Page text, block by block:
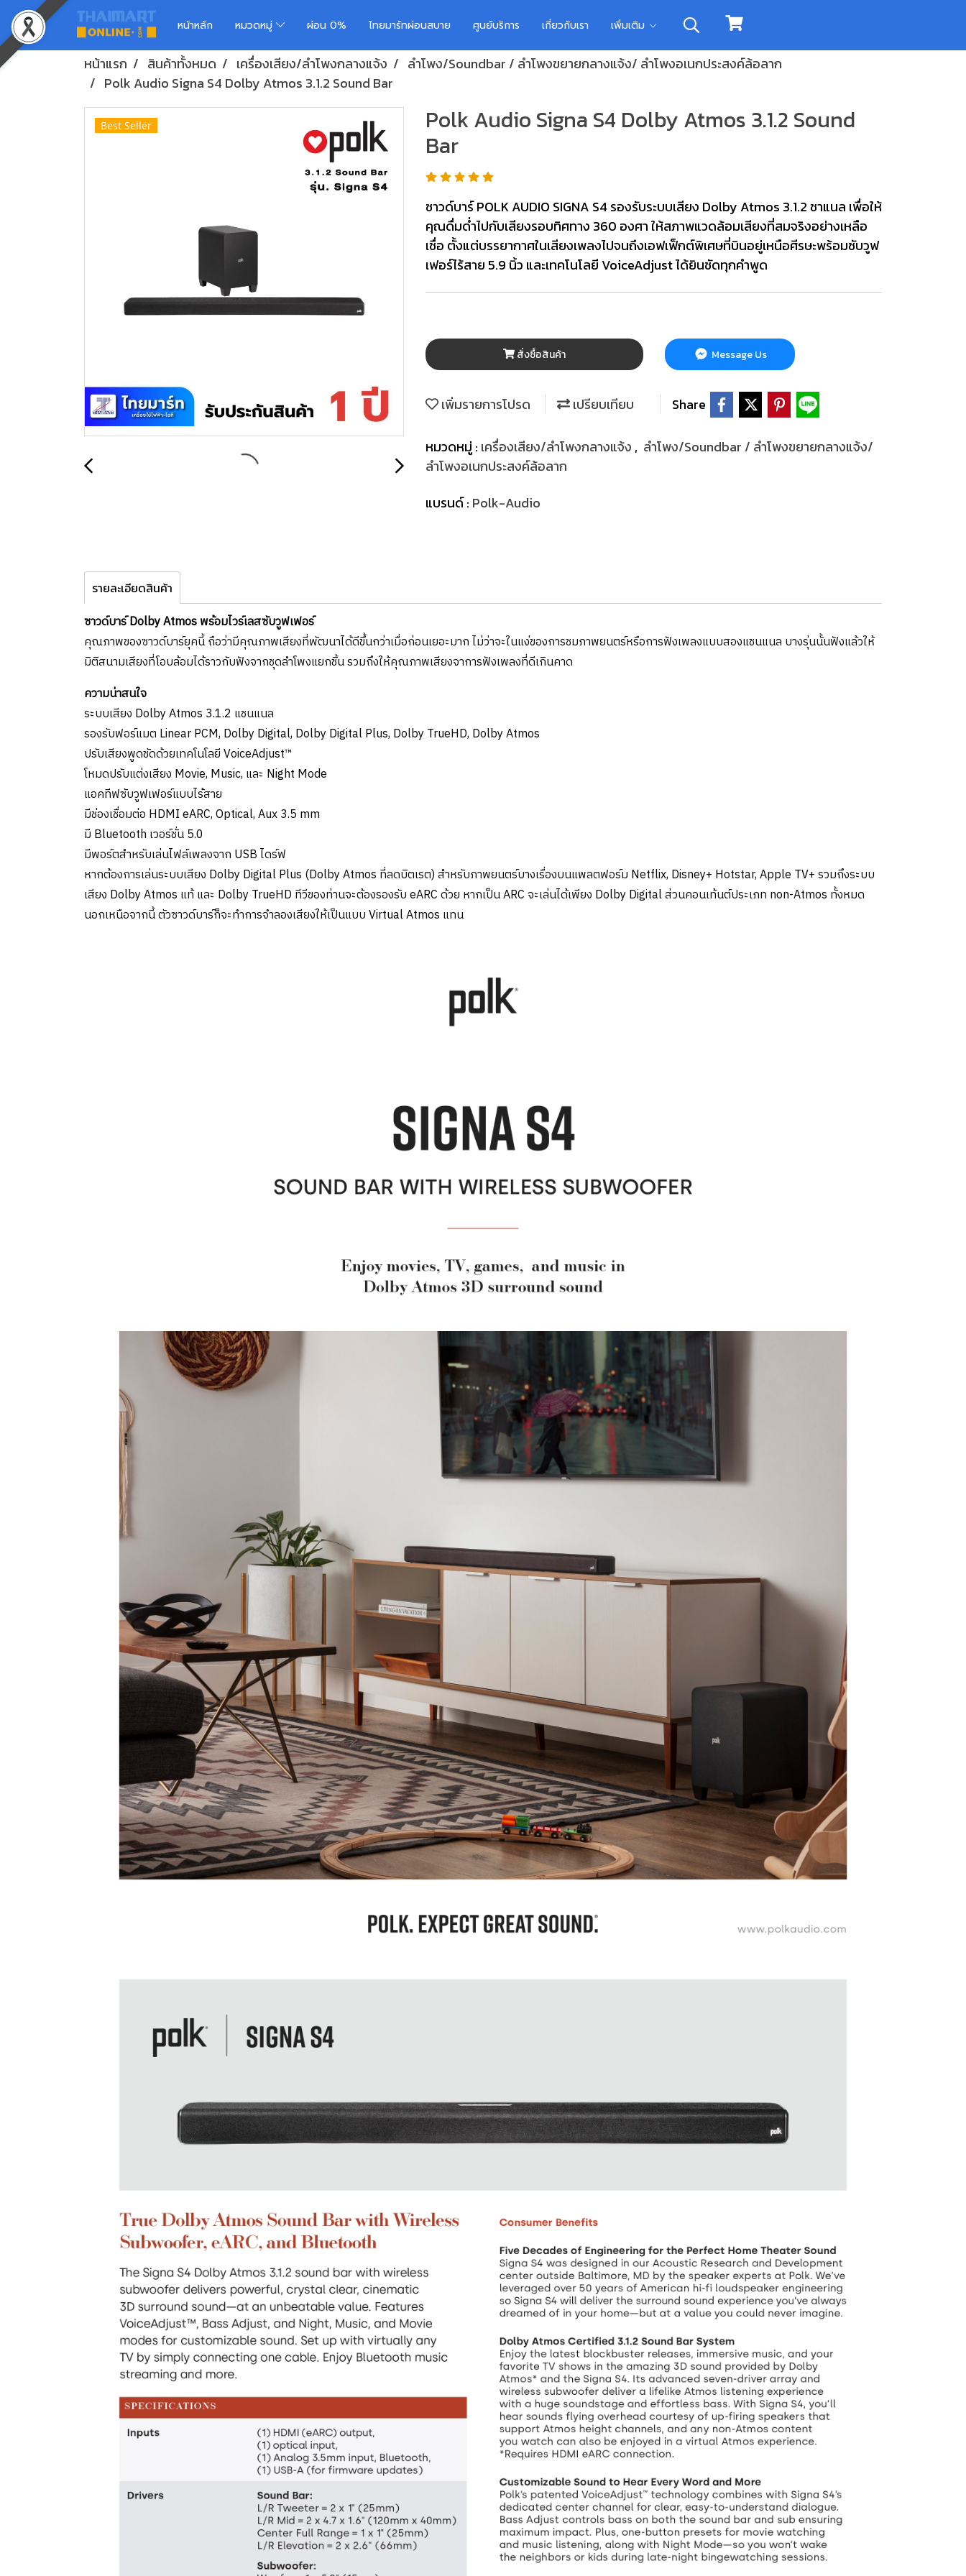
หน้าหลัก หมวดหมู่ ผ่อน 0% ไทยมาร์ทผ่อนสบาย ศูนย์บริการ เกี่ยวกับเรา เพิ่มเติม
หน้าแรก สินค้าทั้งหมด เครื่องเสียง/ลำโพงกลางแจ้ง
ลำโพง/Soundbar / ลำโพงขยายกลางแจ้ง/ ลำโพงอเนกประสงค์ล้อลาก
Polk Audio Signa S4 Dolby Atmos 3.1.2 Sound Bar
Best Seller
Polk Audio Signa S4 Dolby Atmos 3.1.2 Sound
Bar
ซาวด์บาร์ POLK AUDIO SIGNA S4 รองรับระบบเสียง Dolby Atmos 3.1.2 ชาแนล เพื่อให้
คุณดื่มด่ำไปกับเสียงรอบทิศทาง 360 องศา ให้สภาพแวดล้อมเสียงที่สมจริงอย่างเหลือ
เชื่อ ตั้งแต่บรรยากาศในเสียงเพลงไปจนถึงเอฟเฟ็กต์พิเศษที่บินอยู่เหนือศีรษะพร้อมซับวูฟ
เฟอร์ไร้สาย 5.9 นิ้ว และเทคโนโลยี VoiceAdjust ได้ยินชัดทุกคำพูด
สั่งซื้อสินค้า Message Us
เพิ่มรายการโปรด เปรียบเทียบ Share
หมวดหมู่ : เครื่องเสียง/ลำโพงกลางแจ้ง , ลำโพง/Soundbar / ลำโพงขยายกลางแจ้ง/
ลำโพงอเนกประสงค์ล้อลาก
แบรนด์ : Polk-Audio
รายละเอียดสินค้า
ซาวด์บาร์ Dolby Atmos พร้อมไวร์เลสซับวูฟเฟอร์
คุณภาพของซาวด์บาร์ยุคนี้ ถือว่ามีคุณภาพเสียงที่พัฒนาได้ดีขึ้นกว่าเมื่อก่อนเยอะมาก ไม่ว่าจะในแง่ของการชมภาพยนตร์หรือการฟังเพลงแบบสองแชนแนล บางรุ่นนั้นฟังแล้วให้
มิติสนามเสียงที่โอบล้อมได้ราวกับฟังจากชุดลำโพงแยกชิ้น รวมถึงให้คุณภาพเสียงจาการฟังเพลงที่ดีเกินคาด
ความน่าสนใจ
ระบบเสียง Dolby Atmos 3.1.2 แชนแนล
รองรับฟอร์แมต Linear PCM, Dolby Digital, Dolby Digital Plus, Dolby TrueHD, Dolby Atmos
ปรับเสียงพูดชัดด้วยเทคโนโลยี VoiceAdjust™
โหมดปรับแต่งเสียง Movie, Music, และ Night Mode
แอคทีฟซับวูฟเฟอร์แบบไร้สาย
มีช่องเชื่อมต่อ HDMI eARC, Optical, Aux 3.5 mm
มี Bluetooth เวอร์ชั่น 5.0
มีพอร์ตสำหรับเล่นไฟล์เพลงจาก USB ไดร์ฟ
หากต้องการเล่นระบบเสียง Dolby Digital Plus (Dolby Atmos ที่ลดบิตเรต) สำหรับภาพยนตร์บางเรื่องบนแพลตฟอร์ม Netflix, Disney+ Hotstar, Apple TV+ รวมถึงระบบ
เสียง Dolby Atmos แท้ และ Dolby TrueHD ทีวีของท่านจะต้องรองรับ eARC ด้วย หากเป็น ARC จะเล่นได้เพียง Dolby Digital ส่วนคอนเท้นต์ประเภท non-Atmos ทั้งหมด
นอกเหนือจากนี้ ตัวซาวด์บาร์ก็จะทำการจำลองเสียงให้เป็นแบบ Virtual Atmos แทน